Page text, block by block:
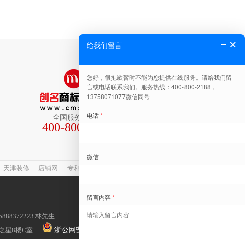
全国服务热线
400-800-2188
天津装修 店铺网 专利查询
林先生
星8楼C室 浙公网安备 33041102000482号